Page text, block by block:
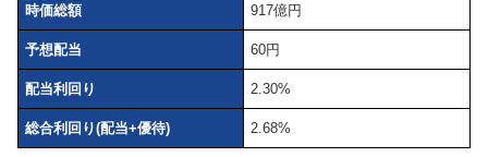
時価総額 917億円
予想配当 60円
配当利回り 2.30%
総合利回り(配当+優待) 2.68%